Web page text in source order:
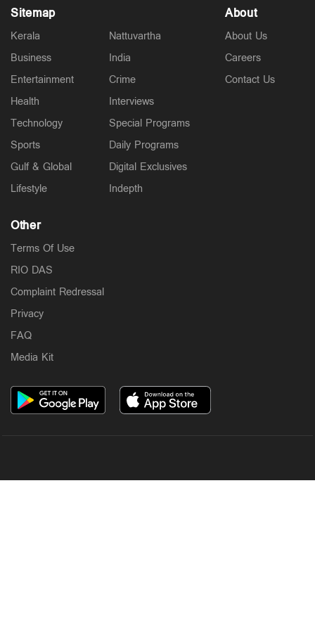
Sitemap
Kerala
Business
Entertainment
Health
Technology
Sports
Gulf & Global
Lifestyle
Nattuvartha
India
Crime
Interviews
Special Programs
Daily Programs
Digital Exclusives
Indepth
About
About Us
Careers
Contact Us
Other
Terms Of Use
RIO DAS
Complaint Redressal
Privacy
FAQ
Media Kit